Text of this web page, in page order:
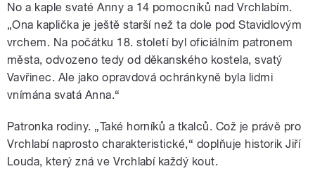
No a kaple svaté Anny a 14 pomocníků nad Vrchlabím.
„Ona kaplička je ještě starší než ta dole pod Stavidlovým
vrchem. Na počátku 18. století byl oficiálním patronem
města, odvozeno tedy od děkanského kostela, svatý
Vavřinec. Ale jako opravdová ochránkyně byla lidmi
vnímána svatá Anna.“
Patronka rodiny. „Také horníků a tkalců. Což je právě pro
Vrchlabí naprosto charakteristické,“ doplňuje historik Jiří
Louda, který zná ve Vrchlabí každý kout.